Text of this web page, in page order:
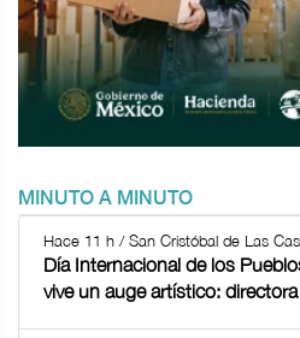
MINUTO A MINUTO
Hace 11 h / San Cristóbal de Las
Día Internacional de los
vive un auge artístico: